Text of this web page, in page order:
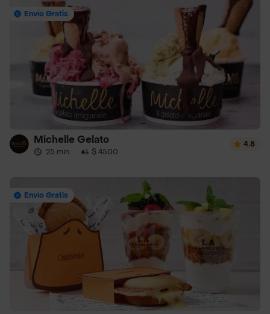
Envío Gratis
Michelle Gelato
25 min · $ 4500
4.8
Envío Gratis